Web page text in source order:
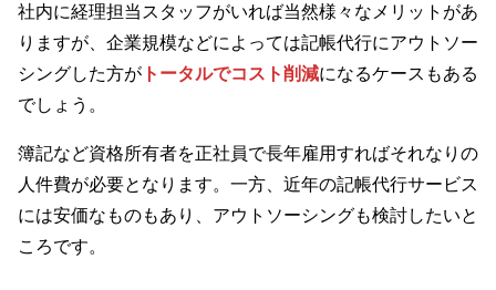
社内に経理担当スタッフがいれば当然様々なメリットがあ
りますが、企業規模などによっては記帳代行にアウトソー
シングした方が トータルでコスト削減になるケースもある
でしょう。
簿記など資格所有者を正社員で長年雇用すればそれなりの
人件費が必要となります。一方、近年の記帳代行サービス
には安価なものもあり、アウトソーシングも検討したいと
ころです。